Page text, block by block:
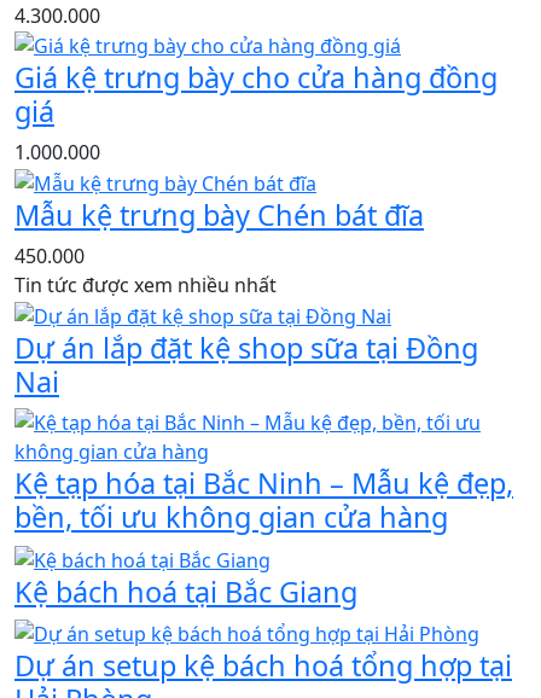
4.300.000
Giá kệ trưng bày cho cửa hàng đồng
giá
1.000.000
Mẫu kệ trưng bày Chén bát đĩa
450.000
Tin tức được xem nhiều nhất
Dự án lắp đặt kệ shop sữa tại Đồng
Nai
Kệ tạp hóa tại Bắc Ninh – Mẫu kệ đẹp,
bền, tối ưu không gian cửa hàng
Kệ bách hoá tại Bắc Giang
Dự án setup kệ bách hoá tổng hợp tại